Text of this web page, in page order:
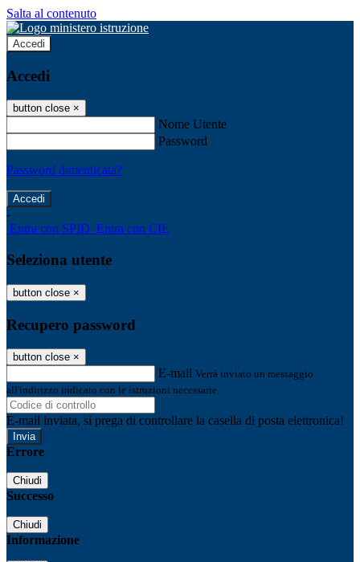
Salta al contenuto
Accedi
Accedi
button close ×
Nome Utente
Password
Password dimenticata?
-
Entra con SPID Entra con CIE
Seleziona utente
button close ×
Recupero password
button close ×
E-mail Verrà inviato un messaggio
all'indirizzo indicato con le istruzioni necessarie.
E-mail inviata, si prega di controllare la casella di posta elettronica!
Errore
Chiudi
Successo
Chiudi
Informazione